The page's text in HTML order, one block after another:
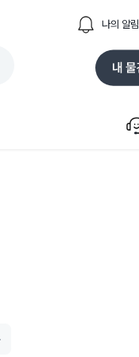
나의 알림